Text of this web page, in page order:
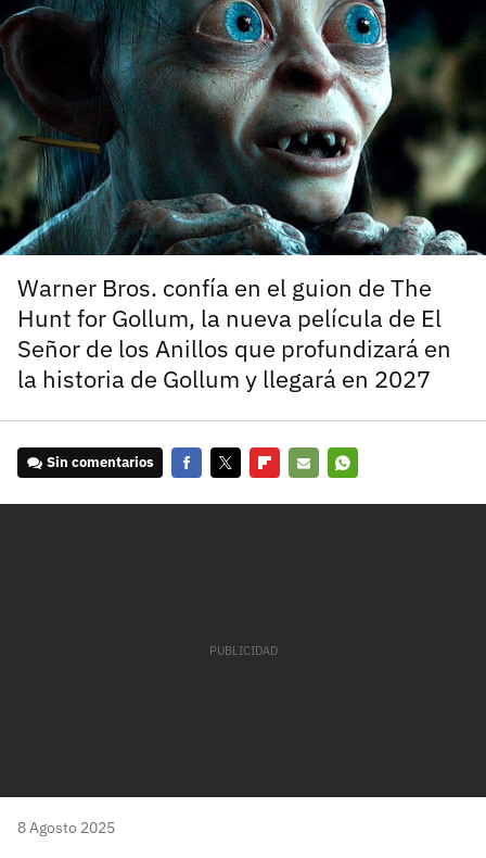
Warner Bros. confía en el guion de The
Hunt for Gollum, la nueva película de El
Señor de los Anillos que profundizará en
la historia de Gollum y llegará en 2027
Sin comentarios
8 Agosto 2025
¿Todavía no tienes cuenta?
Regístrate gratis
El inicio de sesión con Facebook ya no está
disponible, pero puedes seguir usando tu cuenta
de 3DJuegos:
Recupera tu acceso con Facebook
carácter inicial), pero no mayúsculas, espacios, tildes
o caracteres especiales.
He leído y acepto lapolitica de privacidad y
de participación
Registrarse en 3DJuegos
Entra con Google
¿Ya tienes cuenta?